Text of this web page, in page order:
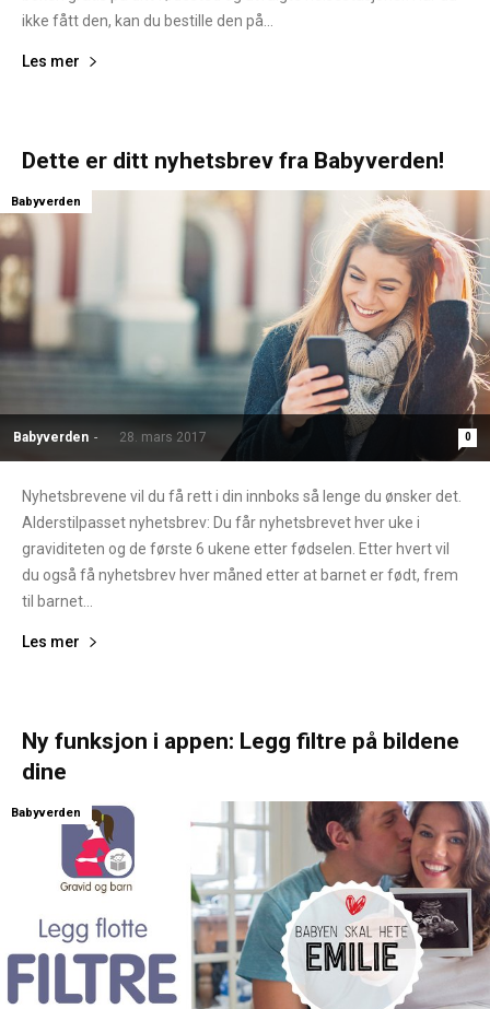
ikke fått den, kan du bestille den på...
Les mer
Dette er ditt nyhetsbrev fra Babyverden!
Babyverden - 28. mars 2017 0
Babyverden
Nyhetsbrevene vil du få rett i din innboks så lenge du ønsker det.
Alderstilpasset nyhetsbrev: Du får nyhetsbrevet hver uke i
graviditeten og de første 6 ukene etter fødselen. Etter hvert vil
du også få nyhetsbrev hver måned etter at barnet er født, frem
til barnet...
Les mer
Ny funksjon i appen: Legg filtre på bildene
dine
Babyverden